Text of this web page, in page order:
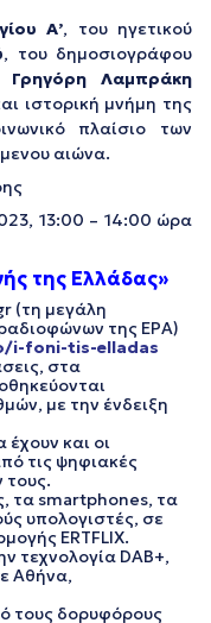
Α’, του ηγετικού
, του δημοσιογράφου
Γρηγόρη Λαμπράκη
ιστορική μνήμη της
πλαίσιο των
αιώνα.
13:00 – 14:00 ώρα
της Ελλάδας»
(τη μεγάλη
της ΕΡΑ)
i-foni-tis-elladas
στα
με την ένδειξη
έχουν και οι
τις ψηφιακές
τους.
τα smartphones, τα
υπολογιστές, σε
ERTFLIX.
τεχνολογία DAB+,
Αθήνα,
τους δορυφόρους